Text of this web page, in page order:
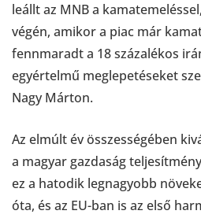
leállt az MNB a
végén, amikor a piac már
fennmaradt a 18 százalékos
egyértelmű meglepetéseket
Nagy Márton.
Az elmúlt év összességében
a magyar gazdaság
ez a hatodik legnagyobb
óta, és az EU-ban is az első